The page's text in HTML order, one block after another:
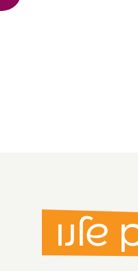
שלנו